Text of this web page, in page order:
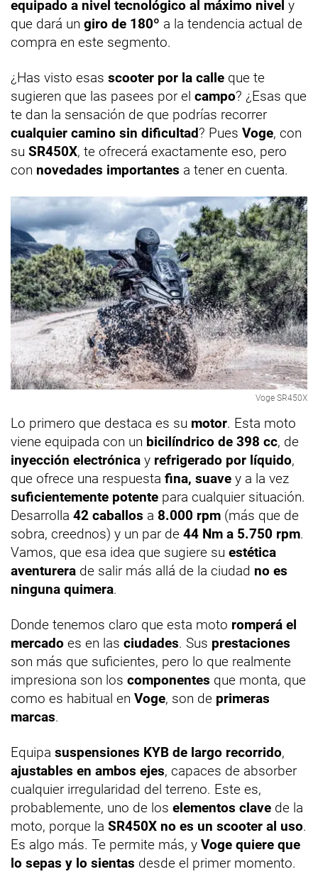
equipado a nivel tecnológico al máximo nivel y
que dará un giro de 180º a la tendencia actual de
compra en este segmento.
¿Has visto esas scooter por la calle que te
sugieren que las pasees por el campo? ¿Esas que
te dan la sensación de que podrías recorrer
cualquier camino sin dificultad? Pues Voge, con
su SR450X, te ofrecerá exactamente eso, pero
con novedades importantes a tener en cuenta.
Voge SR450X
Lo primero que destaca es su motor. Esta moto
viene equipada con un bicilíndrico de 398 cc, de
inyección electrónica y refrigerado por líquido,
que ofrece una respuesta fina, suave y a la vez
suficientemente potente para cualquier situación.
Desarrolla 42 caballos a 8.000 rpm (más que de
sobra, creednos) y un par de 44 Nm a 5.750 rpm.
Vamos, que esa idea que sugiere su estética
aventurera de salir más allá de la ciudad no es
ninguna quimera.
Donde tenemos claro que esta moto romperá el
mercado es en las ciudades. Sus prestaciones
son más que suficientes, pero lo que realmente
impresiona son los componentes que monta, que
como es habitual en Voge, son de primeras
marcas.
Equipa suspensiones KYB de largo recorrido,
ajustables en ambos ejes, capaces de absorber
cualquier irregularidad del terreno. Este es,
probablemente, uno de los elementos clave de la
moto, porque la SR450X no es un scooter al uso.
Es algo más. Te permite más, y Voge quiere que
lo sepas y lo sientas desde el primer momento.